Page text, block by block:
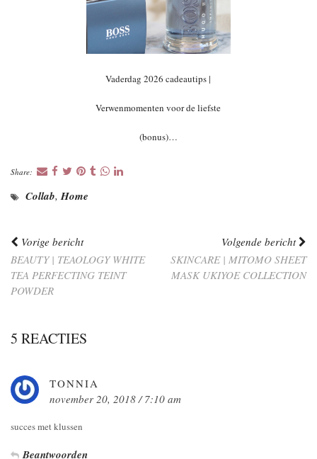
Vaderdag 2026 cadeautips |
Verwenmomenten voor de liefste
(bonus)…
Share:
Collab, Home
Vorige bericht
BEAUTY | TEAOLOGY WHITE
TEA PERFECTING TEINT
POWDER
Volgende bericht
SKINCARE | MITOMO SHEET
MASK UKIYOE COLLECTION
5 REACTIES
TONNIA
november 20, 2018 / 7:10 am
succes met klussen
Beantwoorden